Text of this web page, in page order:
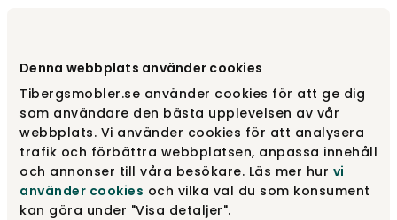
Denna webbplats använder cookies
Tibergsmobler.se använder cookies för att ge dig
som användare den bästa upplevelsen av vår
webbplats. Vi använder cookies för att analysera
trafik och förbättra webbplatsen, anpassa innehåll
och annonser till våra besökare. Läs mer hur vi
använder cookies och vilka val du som konsument
kan göra under "Visa detaljer".
Mood Extreme Armstol |
Teak | Aluminium
Mood Extreme Armstol |
Tekstil / Teak | Aluminium